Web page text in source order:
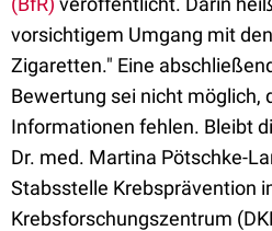
vorsichtigem Umgang mit
Zigaretten." Eine
Bewertung sei nicht möglich,
Informationen fehlen. Bleibt
Dr. med. Martina Pötschke-
Stabsstelle Krebsprävention
Krebsforschungszentrum